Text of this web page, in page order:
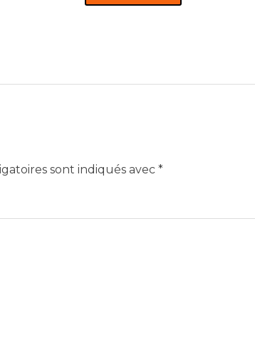
sont indiqués avec *